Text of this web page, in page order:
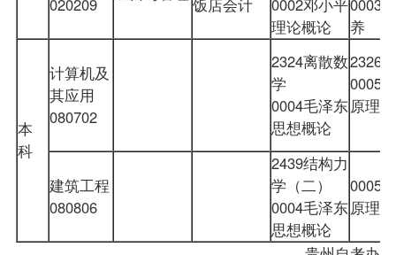
理论概论
养
本
科
计算机及
其应用
080702
2324离散数
学
0004毛泽东
思想概论
2326
0005
原理
建筑工程
080806
2439结构力
学（二）
0004毛泽东
思想概论
0005
原理